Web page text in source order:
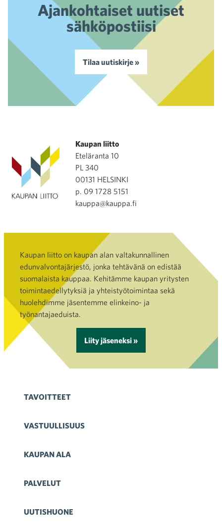
Ajankohtaiset uutiset
sähköpostiisi
Tilaa uutiskirje »
Kaupan liitto
Eteläranta 10
PL 340
00131 HELSINKI
p. 09 1728 5151
kauppa@kauppa.fi
Kaupan liitto on kaupan alan valtakunnallinen
edunvalvontajärjestö, jonka tehtävänä on edistää
suomalaista kauppaa. Kehitämme kaupan yritysten
toimintaedellytyksiä ja yhteistyötoimintaa sekä
huolehdimme jäsentemme elinkeino- ja
työnantajaeduista.
Liity jäseneksi »
TAVOITTEET
VASTUULLISUUS
KAUPAN ALA
PALVELUT
UUTISHUONE